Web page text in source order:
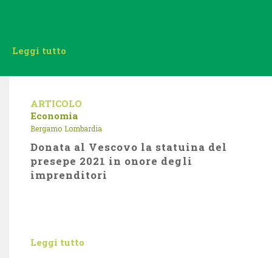
Leggi tutto
ARTICOLO
Economia
Bergamo Lombardia
Donata al Vescovo la statuina del
presepe 2021 in onore degli
imprenditori
Leggi tutto